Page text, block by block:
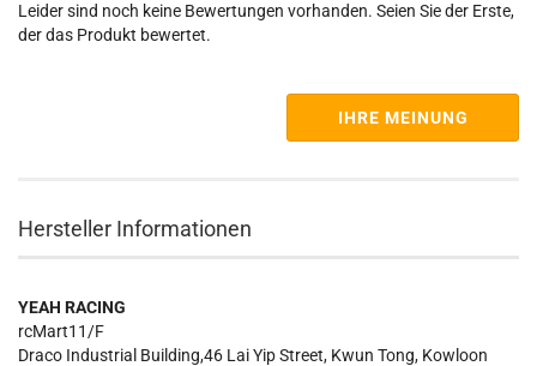
Leider sind noch keine Bewertungen vorhanden. Seien Sie der Erste,
der das Produkt bewertet.
IHRE MEINUNG
Hersteller Informationen
YEAH RACING
rcMart11/F
Draco Industrial Building,46 Lai Yip Street, Kwun Tong, Kowloon